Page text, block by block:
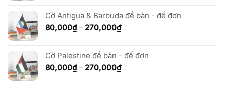
80,000₫
đến
270,000₫
Cờ Antigua & Barbuda để bàn - đế đơn
80,000₫ – 270,000₫Khoảng
80,000₫
đến
270,000₫
Cờ Palestine để bàn - đế đơn
80,000₫ – 270,000₫Khoảng